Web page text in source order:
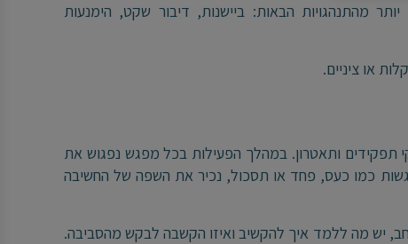
גיל 6-9 או 10-12, המגלים אחת או יותר מהתנהגויות הבאות: ביישנות, דיבור שקט, הימנעות
או ציניים.
תפקידים ותאטרון. במהלך הפעילות בכל מפגש נפגוש את
כמו כעס, פחד או תסכול, נכיר את השפה של החשיבה
רחב, יש מה ללמד איך להקשיב ואיזו הקשבה לבקש מהסביבה.